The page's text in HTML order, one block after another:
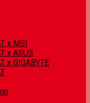
x MSI
x ASUS
x GIGABYTE